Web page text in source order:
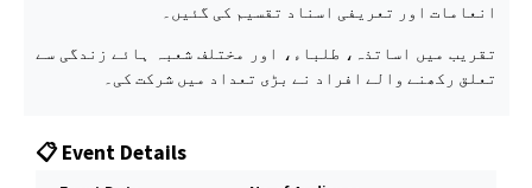
انعامات اور تعریفی اسناد تقسیم کی گئیں۔
تقریب میں اساتذہ، طلباء، اور مختلف شعبہ ہائے زندگی سے
تعلق رکھنے والے افراد نے بڑی تعداد میں شرکت کی۔
📋 Event Details